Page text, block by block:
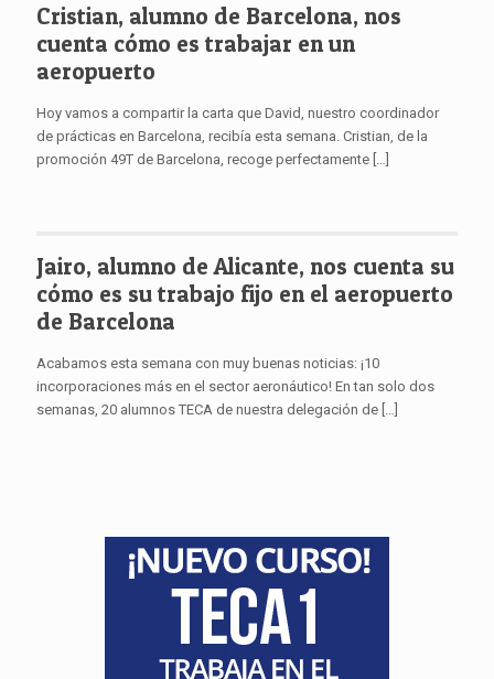
Cristian, alumno de Barcelona, nos
cuenta cómo es trabajar en un
aeropuerto
Hoy vamos a compartir la carta que David, nuestro coordinador
de prácticas en Barcelona, recibía esta semana. Cristian, de la
promoción 49T de Barcelona, recoge perfectamente
Jairo, alumno de Alicante, nos cuenta su
cómo es su trabajo fijo en el aeropuerto
de Barcelona
Acabamos esta semana con muy buenas noticias: ¡10
incorporaciones más en el sector aeronáutico! En tan solo dos
semanas, 20 alumnos TECA de nuestra delegación de